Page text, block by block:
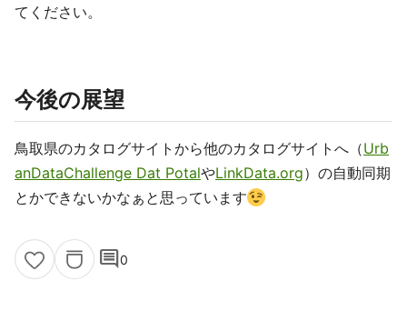
てください。
今後の展望
鳥取県のカタログサイトから他のカタログサイトへ（Urb
anDataChallenge Dat PotalやLinkData.org）の自動同期
とかできないかなぁと思っています
comment0